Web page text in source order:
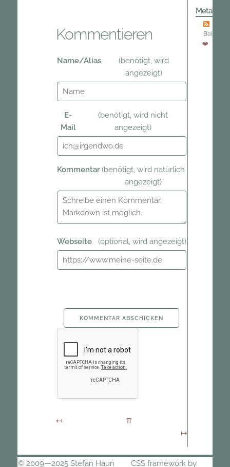
Kommentieren
Name/Alias
(benötigt, wird
angezeigt)
E-
Mail
(benötigt, wird nicht
angezeigt)
Kommentar(benötigt, wird natürlich
angezeigt)
Webseite (optional, wird angezeigt)
KOMMENTAR ABSCHICKEN
Meta
Beiträge
© 2009—2025 Stefan Haun CSS framework by